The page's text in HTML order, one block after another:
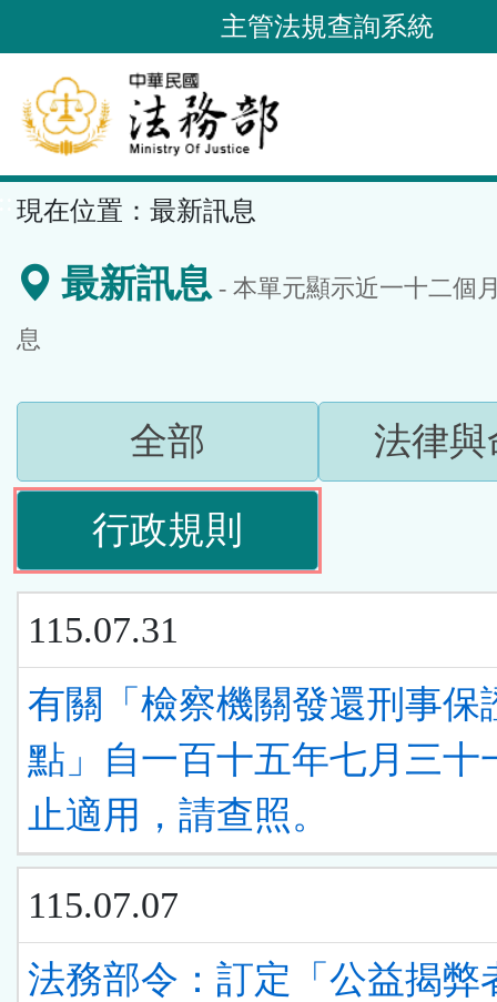
到
要
內
容
區
主管法規查詢系統
現在位置： 最新訊息
最新訊息 - 本單元顯示近一十二個
息
全部
按
下
ENTER
查
看
清
單)
法律與
行政規則
按
ENTER
查
看
清
115.07.31
有關「檢察機關發還刑事保
點」自一百十五年七月三十
止適用，請查照。
115.07.07
法務部令：訂定「公益揭弊